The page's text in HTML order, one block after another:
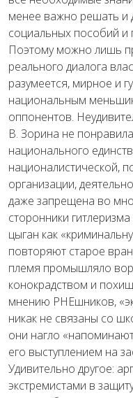
менее важно решать и
социальных пособий и
Поэтому можно лишь
реального диалога
разумеется, мирное и
национальным
оппонентов.
В. Зорина не
национального
националистической,
организации,
даже запрещена во
сторонники
цыган как
повторяют старое
племя промышляло
конокрадством и
мнению РНЕшников,
никак не связаны со
они нагло
его выступлением на
Удивительно другое:
экстремистами в